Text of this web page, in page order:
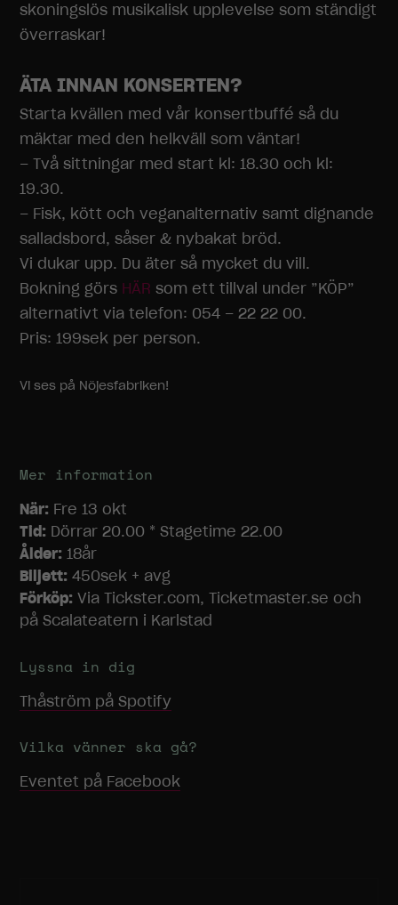
skoningslös musikalisk upplevelse som ständigt
överraskar!
ÄTA INNAN KONSERTEN?
Starta kvällen med vår konsertbuffé så du
mäktar med den helkväll som väntar!
– Två sittningar med start kl: 18.30 och kl:
19.30.
– Fisk, kött och veganalternativ samt dignande
salladsbord, såser & nybakat bröd.
Vi dukar upp. Du äter så mycket du vill.
Bokning görs HÄR som ett tillval under ”KÖP”
alternativt via telefon: 054 – 22 22 00.
Pris: 199sek per person.
Vi ses på Nöjesfabriken!
Mer information
När: Fre 13 okt
Tid: Dörrar 20.00 * Stagetime 22.00
Ålder: 18år
Biljett: 450sek + avg
Förköp: Via Tickster.com, Ticketmaster.se och
på Scalateatern i Karlstad
Lyssna in dig
Thåström på Spotify
Vilka vänner ska gå?
Eventet på Facebook